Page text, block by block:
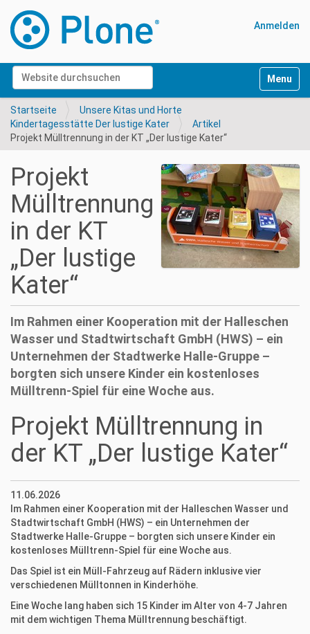
Website durchsuchen
Erweiterte Suche…
Anmelden
Startseite
Unsere Kitas und Horte
Kindertagesstätte Der lustige Kater
Artikel
Projekt Mülltrennung in der KT „Der lustige Kater“
Projekt
Mülltrennung
in der KT
„Der lustige
Kater“
Im Rahmen einer Kooperation mit der Halleschen
Wasser und Stadtwirtschaft GmbH (HWS) – ein
Unternehmen der Stadtwerke Halle-Gruppe –
borgten sich unsere Kinder ein kostenloses
Mülltrenn-Spiel für eine Woche aus.
Projekt Mülltrennung in
der KT „Der lustige Kater“
11.06.2026
Im Rahmen einer Kooperation mit der Halleschen Wasser und
Stadtwirtschaft GmbH (HWS) – ein Unternehmen der
Stadtwerke Halle-Gruppe – borgten sich unsere Kinder ein
kostenloses Mülltrenn-Spiel für eine Woche aus.
Das Spiel ist ein Müll-Fahrzeug auf Rädern inklusive vier
verschiedenen Mülltonnen in Kinderhöhe.
Eine Woche lang haben sich 15 Kinder im Alter von 4-7 Jahren
mit dem wichtigen Thema Mülltrennung beschäftigt.